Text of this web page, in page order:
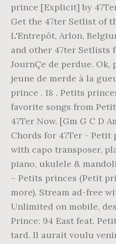
prince [Explicit] by
Get the 47ter Setlist of
L'Entrepôt, Arlon,
and other 47ter Setlists
JournÇe de perdue.
jeune de merde à la
prince . 18 . Petits
favorite songs from
47Ter Now. [Gm G C D
Chords for 47Ter -
with capo transposer,
piano, ukulele &
– Petits princes (Petit
more). Stream ad-free
Unlimited on mobile,
Prince: 94 East feat.
tard. Il aurait voulu